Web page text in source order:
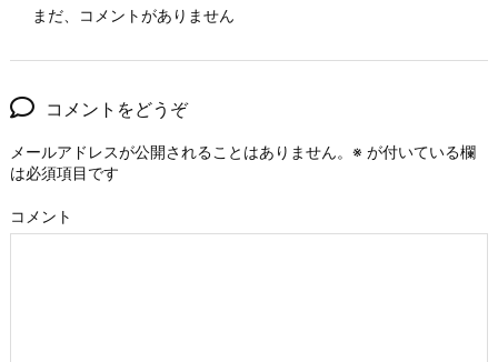
まだ、コメントがありません
コメントをどうぞ
メールアドレスが公開されることはありません。 ※ が付いている欄
は必須項目です
コメント